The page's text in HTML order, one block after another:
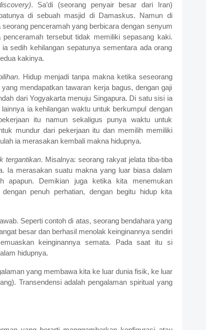
. Sa’di (seorang penyair besar dari Iran)
di sebuah masjid di Damaskus. Namun di
penceramah yang berbicara dengan senyum
tersebut tidak memiliki sepasang kaki.
sedih kehilangan sepatunya sementara ada orang
kakinya.
. Hidup menjadi tanpa makna ketika seseorang
mendapatkan tawaran kerja bagus, dengan gaji
dari Yogyakarta menuju Singapura. Di satu sisi ia
ia kehilangan waktu untuk berkumpul dengan
itu namun sekaligus punya waktu untuk
mundur dari pekerjaan itu dan memilih memiliki
ia merasakan kembali makna hidupnya.
tergantikan. Misalnya: seorang rakyat jelata tiba-tiba
Ia merasakan suatu makna yang luar biasa dalam
apapun. Demikian juga ketika kita menemukan
penuh perhatian, dengan begitu hidup kita
Seperti contoh di atas, seorang bendahara yang
besar dan berhasil menolak keinginannya sendiri
keinginannya semata. Pada saat itu si
hidupnya.
yang membawa kita ke luar dunia fisik, ke luar
Transendensi adalah pengalaman spiritual yang